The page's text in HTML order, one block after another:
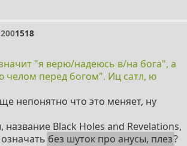
2001518
"я верю/надеюсь в/на бога", а
челом перед богом". Иц сатл, ю
непонятно что это меняет, ну
название Black Holes and Revelations,
без шуток про анусы, плез?